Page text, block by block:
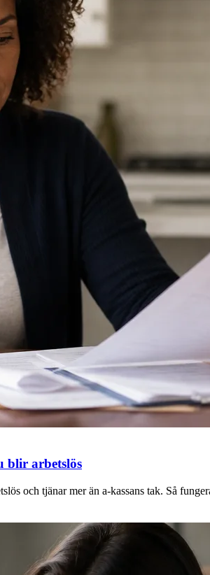
blir arbetslös
och tjänar mer än a-kassans tak. Så